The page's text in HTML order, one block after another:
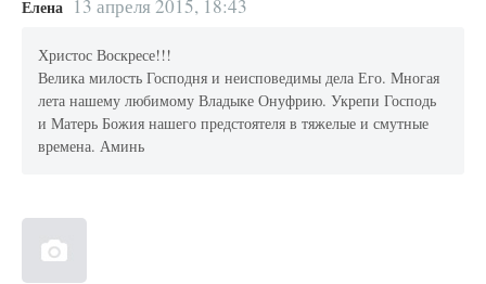
Елена 13 апреля 2015, 18:43
Христос Воскресе!!!
Велика милость Господня и неисповедимы дела Его. Многая
лета нашему любимому Владыке Онуфрию. Укрепи Господь
и Матерь Божия нашего предстоятеля в тяжелые и смутные
времена. Аминь